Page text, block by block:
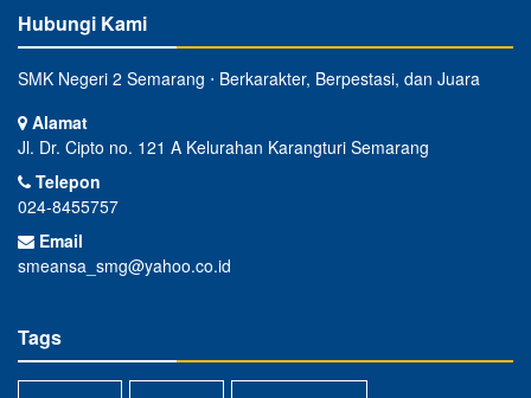
Hubungi Kami
SMK Negeri 2 Semarang ⋅ Berkarakter, Berpestasi, dan Juara
Alamat
Jl. Dr. Cipto no. 121 A Kelurahan Karangturi Semarang
Telepon
024-8455757
Email
smeansa_smg@yahoo.co.id
Tags